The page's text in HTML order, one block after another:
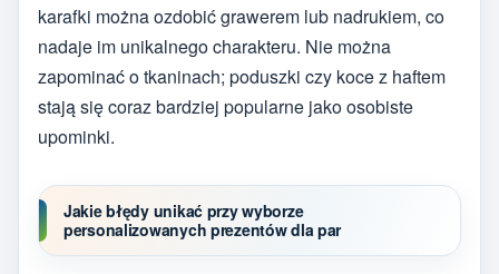
karafki można ozdobić grawerem lub nadrukiem, co
nadaje im unikalnego charakteru. Nie można
zapominać o tkaninach; poduszki czy koce z haftem
stają się coraz bardziej popularne jako osobiste
upominki.
Jakie błędy unikać przy wyborze
personalizowanych prezentów dla par